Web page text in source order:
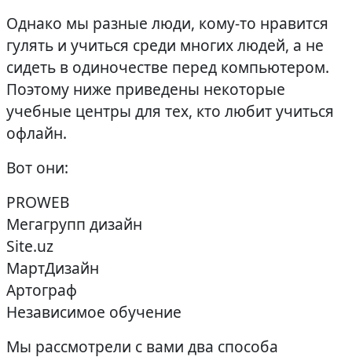
Однако мы разные люди, кому-то нравится
гулять и учиться среди многих людей, а не
сидеть в одиночестве перед компьютером.
Поэтому ниже приведены некоторые
учебные центры для тех, кто любит учиться
офлайн.
Вот они:
PROWEB
Мегагрупп дизайн
Site.uz
МартДизайн
Артограф
Независимое обучение
Мы рассмотрели с вами два способа